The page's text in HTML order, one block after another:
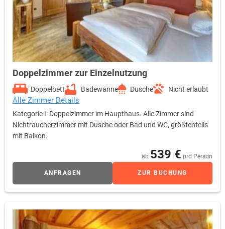
Doppelzimmer zur Einzelnutzung
Doppelbett Badewanne Dusche Nicht erlaubt
Alle Zimmer Details
Kategorie I: Doppelzimmer im Haupthaus. Alle Zimmer sind
Nichtraucherzimmer mit Dusche oder Bad und WC, größtenteils
mit Balkon.
ab 539 € pro Person
ANFRAGEN ZUR BUCHUNG